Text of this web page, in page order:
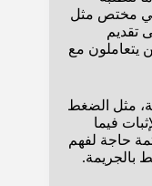
مختص مثل
تقديم
يتعاملون مع
مثل الضغط
فيما
حاجة لفهم
بالجريمة.